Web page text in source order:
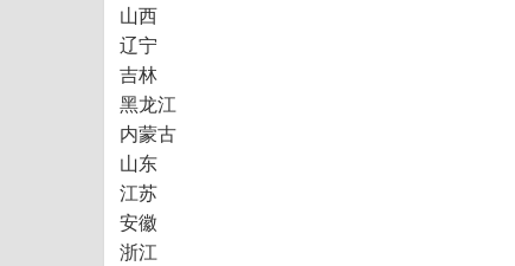
山西
辽宁
吉林
黑龙江
内蒙古
山东
江苏
安徽
浙江